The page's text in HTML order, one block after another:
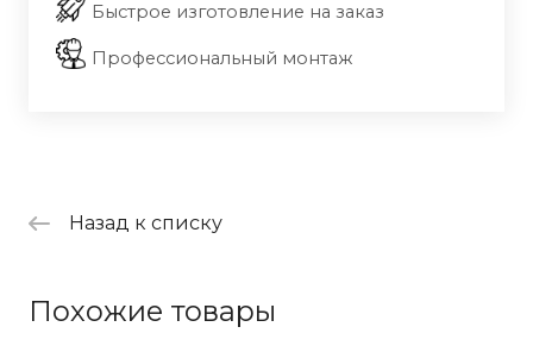
Быстрое изготовление на заказ
Профессиональный монтаж
Назад к списку
Похожие товары